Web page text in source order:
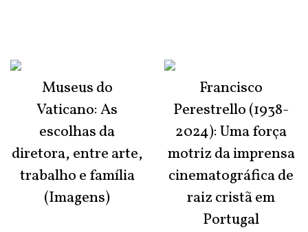
Museus do
Vaticano: As
escolhas da
diretora, entre arte,
trabalho e família
(Imagens)
Francisco
Perestrello (1938-
2024): Uma força
motriz da imprensa
cinematográfica de
raiz cristã em
Portugal